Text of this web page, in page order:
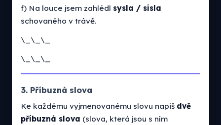
f) Na louce jsem zahlédl sysla / sisla
schovaného v trávě.
\_\_\_
\_\_\_
3. Příbuzná slova
Ke každému vyjmenovanému slovu napiš dvě
příbuzná slova (slova, která jsou s ním